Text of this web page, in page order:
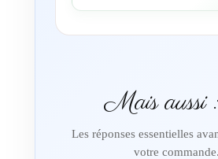
Mais
Les réponses essentielles
votre commande.